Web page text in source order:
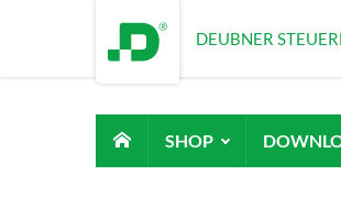
DEUBNER
SHOP